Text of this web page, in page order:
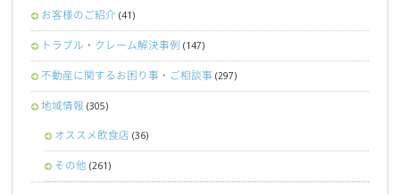
お客様のご紹介 (41)
トラブル・クレーム解決事例 (147)
不動産に関するお困り事・ご相談事 (297)
地域情報 (305)
オススメ飲食店 (36)
その他 (261)